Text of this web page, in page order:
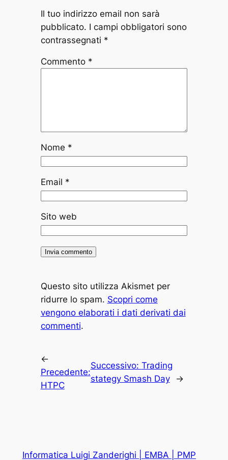
Il tuo indirizzo email non sarà
pubblicato. I campi obbligatori sono
contrassegnati *
Commento *
Nome *
Email *
Sito web
Questo sito utilizza Akismet per
ridurre lo spam. Scopri come
vengono elaborati i dati derivati dai
commenti.
←
Precedente:
HTPC
Successivo: Trading
stategy Smash Day
→
Informatica Luigi Zanderighi | EMBA | PMP